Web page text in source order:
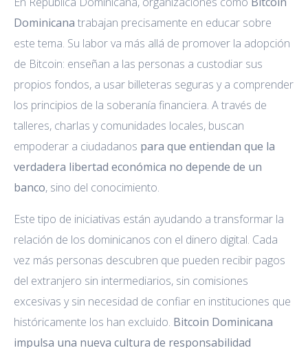
Dominicana trabajan precisamente en educar sobre
este tema. Su labor va más allá de promover la adopción
de Bitcoin: enseñan a las personas a custodiar sus
propios fondos, a usar billeteras seguras y a comprender
los principios de la soberanía financiera. A través de
talleres, charlas y comunidades locales, buscan
empoderar a ciudadanos para que entiendan que la
verdadera libertad económica no depende de un
banco, sino del conocimiento.
Este tipo de iniciativas están ayudando a transformar la
relación de los dominicanos con el dinero digital. Cada
vez más personas descubren que pueden recibir pagos
del extranjero sin intermediarios, sin comisiones
excesivas y sin necesidad de confiar en instituciones que
históricamente los han excluido. Bitcoin Dominicana
impulsa una nueva cultura de responsabilidad